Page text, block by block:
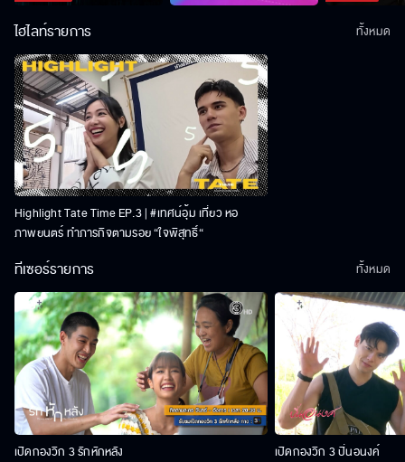
ไฮไลท์รายการ
Highlight Tate Time EP.3 | #เทศน์อุ้ม เที่ยว หอ
ภาพยนตร์ ทำภารกิจตามรอย “ใจพิสุทธิ์“
ทั้งหมด
ทีเซอร์รายการ
เปิดกองวิก 3 รักหักหลัง เปิดกองวิก 3 ปิ่นอนงค์
ทั้งหมด